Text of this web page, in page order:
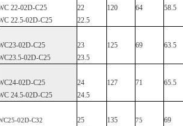
22-02D-C25
22.5-02D-C25
22
22.5
120 64 58.5
02D-C25
02D-C25
23
23.5
125 69 63.5
02D-C25
24.5-02D-C25
24
24.5
127 71 65.5
02D-C32
25
135
75
69